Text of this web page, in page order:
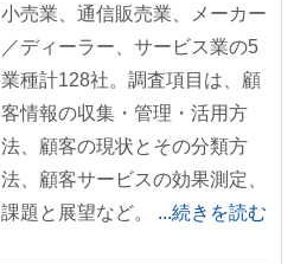
小売業、通信販売業、メーカー
／ディーラー、サービス業の5
業種計128社。調査項目は、顧
客情報の収集・管理・活用方
法、顧客の現状とその分類方
法、顧客サービスの効果測定、
課題と展望など。
...続きを読む